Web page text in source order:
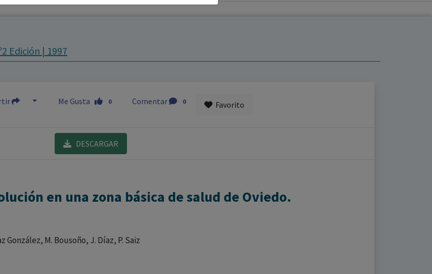
meramente informativo, siendo responsabilidad de
del paciente.
Edición | 1997
Me Gusta 0 Comentar 0 Favorito
DESCARGAR
en una zona básica de salud de Oviedo.
González, M. Bousoño, J. Díaz, P. Saiz